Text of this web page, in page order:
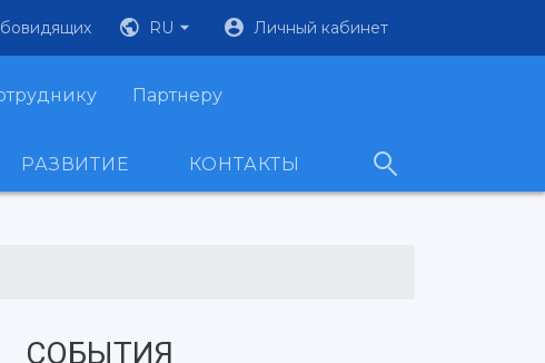
RU Личный кабинет
Партнеру
РАЗВИТИЕ КОНТАКТЫ
СОБЫТИЯ